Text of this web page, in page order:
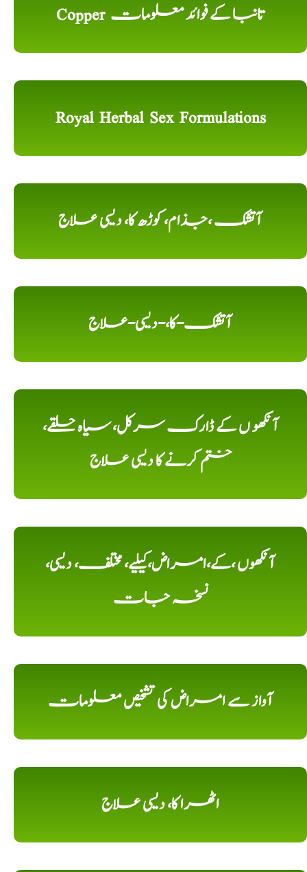
Copper تانبا کے فوائد معلومات
Royal Herbal Sex Formulations
آتشک ،جذام، کوڑھ کا، دیسی علاج
آتشک-کا،-دیسی-علاج
آنکھو ں کے ڈارک سرکل، سیاہ حلقے،
ختم کرنے کا دیسی علاج
آنکھوں ،کے،امراض،کیلیے، مختلف، دیسی،
نسخہ جات
آواز سے امراض کی تشخیص معلومات
اٹھرا کا، دیسی علاج